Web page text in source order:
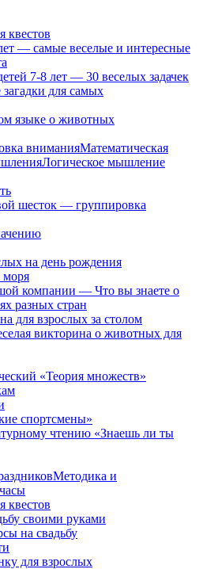
квестов
— самые веселые и интересные
7-8 лет — 30 веселых задачек
для самых
языке о животных
вниманияМатематическая
Логическое мышление
шесток — группировка
на день рождения
моря
компании — Что вы знаете о
разных стран
для взрослых за столом
викторина о животных для
«Теория множеств»
спортсмены»
чтению «Знаешь ли ты
Методика и
квестов
своими руками
на свадьбу
для взрослых